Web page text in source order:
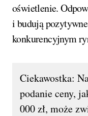
oświetlenie.
i budują
konkurencyjnym
Ciekawostka:
podanie ceny,
000 zł, może